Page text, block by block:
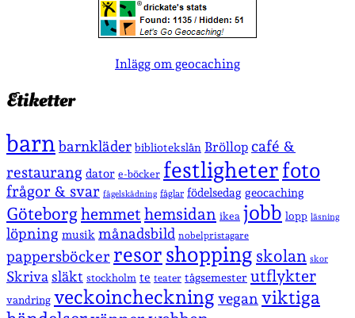
Inlägg om geocaching
Etiketter
barnbarnkläder bibliotekslån Bröllop café &
restaurang dator e-böcker festligheterfoto
frågor & svar fågelskådning fåglar födelsedag geocaching
Göteborghemmet hemsidan ikea jobb lopp läsning
löpning musik månadsbild nobelpristagare
pappersböcker resor shopping skolan skor
Skriva släkt stockholm te teater tågsemester utflykter
vandring veckoincheckning vegan viktiga